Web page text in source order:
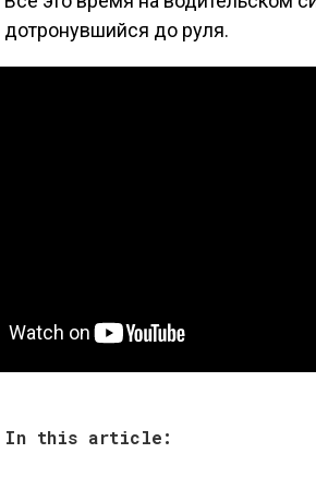
дотронувшийся до руля.
In this article: